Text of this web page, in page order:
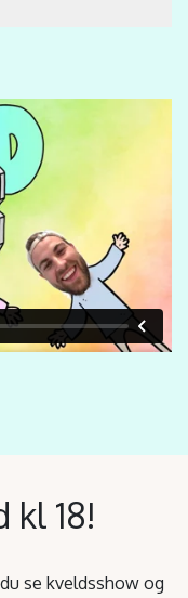
kl 18!
se kveldsshow og